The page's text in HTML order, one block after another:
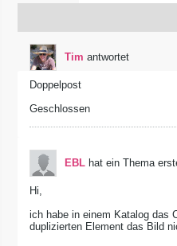
Tim antwortet
Doppelpost
Geschlossen
EBL hat ein Thema
Hi,
ich habe in einem Katalog das
duplizierten Element das Bild